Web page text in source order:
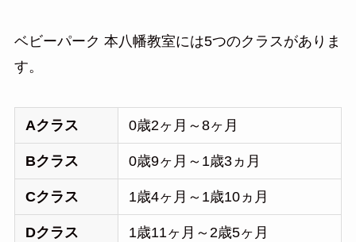
ベビーパーク 本八幡教室には5つのクラスがありま
す。
Aクラス 0歳2ヶ月～8ヶ月
Bクラス 0歳9ヶ月～1歳3ヵ月
Cクラス 1歳4ヶ月～1歳10ヵ月
Dクラス 1歳11ヶ月～2歳5ヶ月